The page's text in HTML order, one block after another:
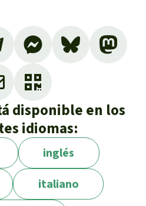
JwFSOjJ4tvk?
Fußnote
Press 2023. Le Panamá
un groupe minier
panama-
justice
disponible en los
idiomas:
inglés
italiano